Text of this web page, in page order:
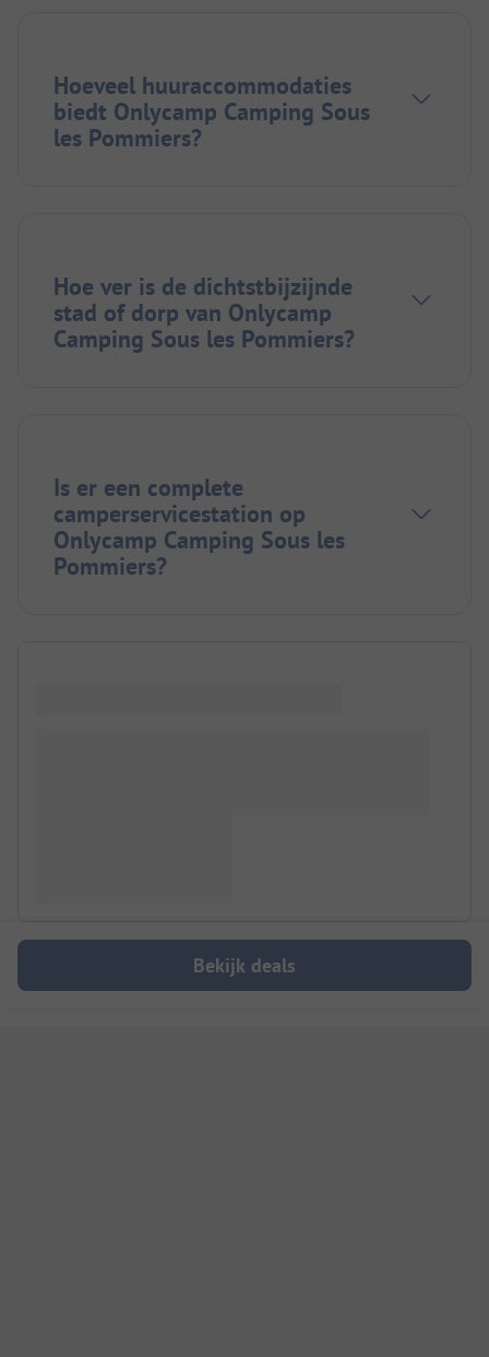
Hoeveel huuraccommodaties
biedt Onlycamp Camping Sous
les Pommiers?
Hoe ver is de dichtstbijzijnde
stad of dorp van Onlycamp
Camping Sous les Pommiers?
Is er een complete
camperservicestation op
Onlycamp Camping Sous les
Pommiers?
Bekijk deals